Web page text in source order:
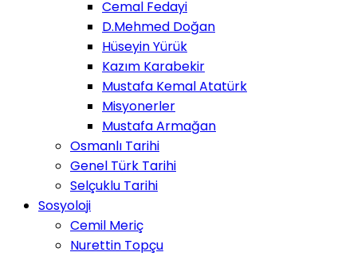
Cemal Fedayi
D.Mehmed Doğan
Hüseyin Yürük
Kazım Karabekir
Mustafa Kemal Atatürk
Misyonerler
Mustafa Armağan
Osmanlı Tarihi
Genel Türk Tarihi
Selçuklu Tarihi
Sosyoloji
Cemil Meriç
Nurettin Topçu